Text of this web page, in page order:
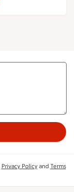
Privacy Policyand Terms